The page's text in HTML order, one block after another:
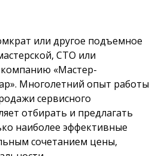
или другое подъемное
СТО или
компанию «Мастер-
Многолетний опыт работы
сервисного
отбирать и предлагать
наиболее эффективные
сочетанием цены,